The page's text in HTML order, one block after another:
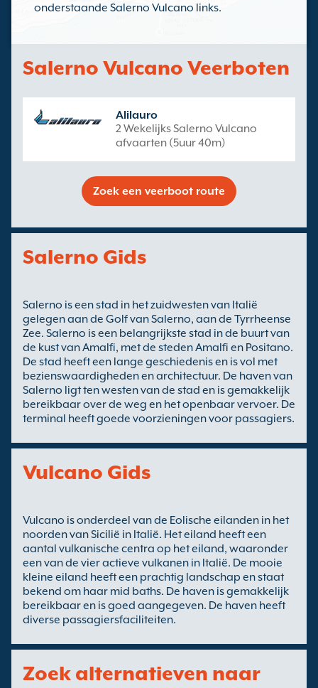
onderstaande Salerno Vulcano links.
Salerno Vulcano Veerboten
Alilauro
2 Wekelijks Salerno Vulcano
afvaarten (5uur 40m)
Zoek een veerboot route
Salerno Gids
Salerno is een stad in het zuidwesten van Italië
gelegen aan de Golf van Salerno, aan de Tyrrheense
Zee. Salerno is een belangrijkste stad in de buurt van
de kust van Amalfi, met de steden Amalfi en Positano.
De stad heeft een lange geschiedenis en is vol met
bezienswaardigheden en architectuur. De haven van
Salerno ligt ten westen van de stad en is gemakkelijk
bereikbaar over de weg en het openbaar vervoer. De
terminal heeft goede voorzieningen voor passagiers.
Vulcano Gids
Vulcano is onderdeel van de Eolische eilanden in het
noorden van Sicilië in Italië. Het eiland heeft een
aantal vulkanische centra op het eiland, waaronder
een van de vier actieve vulkanen in Italië. De mooie
kleine eiland heeft een prachtig landschap en staat
bekend om haar mid baths. De haven is gemakkelijk
bereikbaar en is goed aangegeven. De haven heeft
diverse passagiersfaciliteiten.
Zoek alternatieven naar